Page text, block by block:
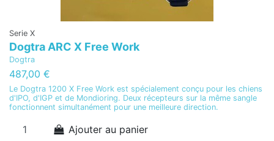
Serie X
Dogtra ARC X Free Work
Dogtra
487,00 €
Le Dogtra 1200 X Free Work est spécialement conçu pour les chiens
d'IPO, d'IGP et de Mondioring. Deux récepteurs sur la même sangle
fonctionnent simultanément pour une meilleure direction.
Ajouter au panier